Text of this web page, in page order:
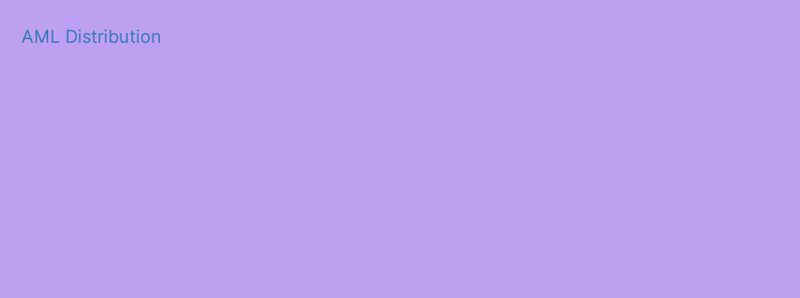
AML Distribution